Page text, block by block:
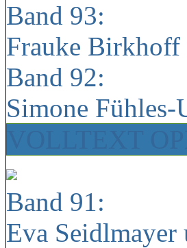
Band 93:
Frauke Birkhoff
Band 92:
Simone Fühles-
Band 91:
Eva Seidlmayer